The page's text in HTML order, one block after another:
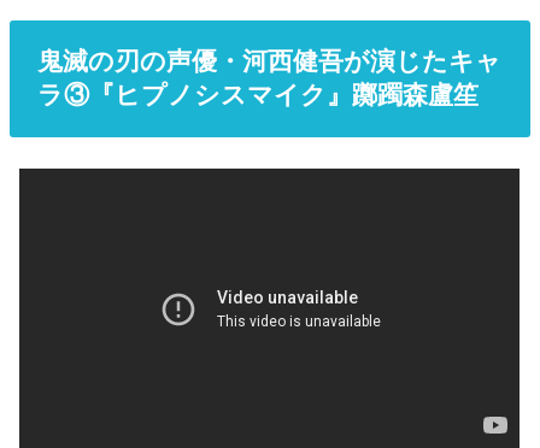
鬼滅の刃の声優・河西健吾が演じたキャ
ラ③『ヒプノシスマイク』躑躅森盧笙